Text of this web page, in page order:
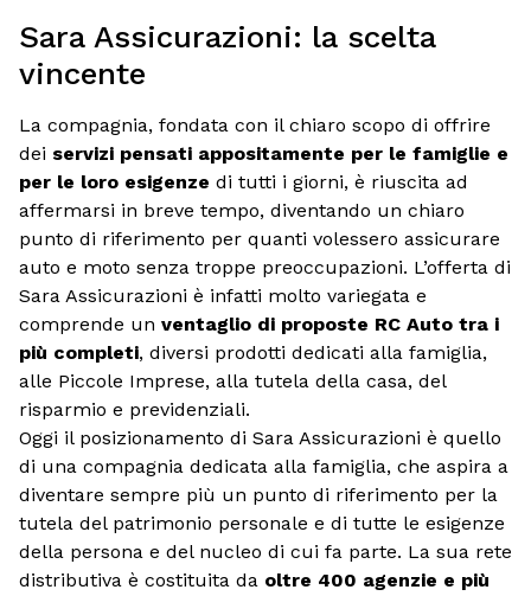
Sara Assicurazioni: la scelta
vincente
La compagnia, fondata con il chiaro scopo di offrire
dei servizi pensati appositamente per le famiglie e
per le loro esigenze di tutti i giorni, è riuscita ad
affermarsi in breve tempo, diventando un chiaro
punto di riferimento per quanti volessero assicurare
auto e moto senza troppe preoccupazioni. L’offerta di
Sara Assicurazioni è infatti molto variegata e
comprende un ventaglio di proposte RC Auto tra i
più completi, diversi prodotti dedicati alla famiglia,
alle Piccole Imprese, alla tutela della casa, del
risparmio e previdenziali.
Oggi il posizionamento di Sara Assicurazioni è quello
di una compagnia dedicata alla famiglia, che aspira a
diventare sempre più un punto di riferimento per la
tutela del patrimonio personale e di tutte le esigenze
della persona e del nucleo di cui fa parte. La sua rete
distributiva è costituita da oltre 400 agenzie e più